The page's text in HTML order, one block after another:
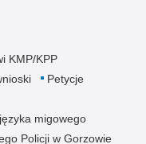
KMP/KPP
Petycje
migowego
Policji w Gorzowie